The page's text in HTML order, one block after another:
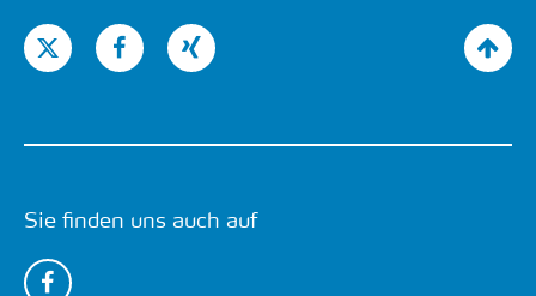
Sie finden uns auch auf